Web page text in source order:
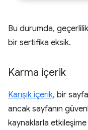
Bu durumda,
bir sertifika eksik.
Karma içerik
Karışık içerik, bir
ancak sayfanın
kaynaklarla